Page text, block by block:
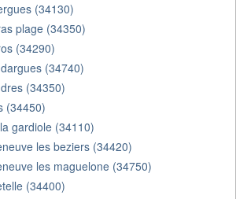
(34130)
plage (34350)
(34290)
(34740)
(34350)
(34450)
gardiole (34110)
les beziers (34420)
les maguelone (34750)
(34400)